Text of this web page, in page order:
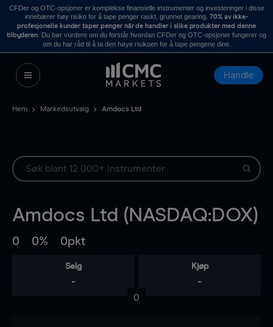
CFDer og OTC-opsjoner er komplekse finansielle instrumenter og investeringer i disse
innebærer høy risiko for å tape penger raskt, grunnet gearing. 70% av ikke-
profesjonelle kunder taper penger når de handler i slike produkter med denne
tilbyderen . Du bør vurdere om du forstår hvordan CFDer og OTC-opsjoner fungerer og
om du har råd til å ta den høye risikoen for å tape pengene dine.
Handle
Hem Markedsutvalg Amdocs Ltd
Amdocs Ltd (NASDAQ:DOX)
0 0% 0pkt
Selg
-
Kjøp
-
0